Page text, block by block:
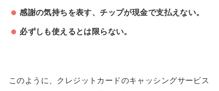
感謝の気持ちを表す、チップが現金で支払えない。
必ずしも使えるとは限らない。
このように、クレジットカードのキャッシングサービス